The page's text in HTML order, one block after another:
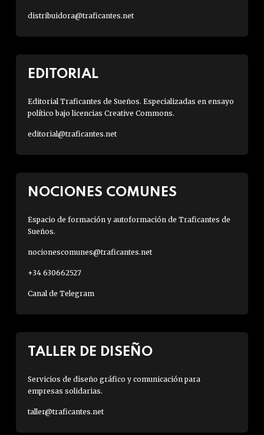
distribuidora@traficantes.net
EDITORIAL
Editorial Traficantes de Sueños. Especializadas en ensayo
político bajo licencias Creative Commons.
editorial@traficantes.net
NOCIONES COMUNES
Espacio de formación y autoformación de Traficantes de
Sueños.
nocionescomunes@traficantes.net
+34 630662527
Canal de Telegram
TALLER DE DISEÑO
Servicios de diseño gráfico y comunicación para
empresas solidarias.
taller@traficantes.net